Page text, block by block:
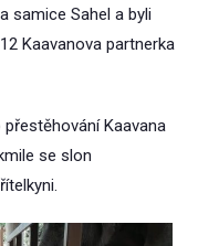
samice Sahel a byli
Kaavanova partnerka
Kaavana
se slon